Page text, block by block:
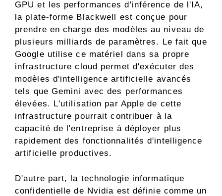
GPU et les performances d'inférence de l'IA,
la plate-forme Blackwell est conçue pour
prendre en charge des modèles au niveau de
plusieurs milliards de paramètres. Le fait que
Google utilise ce matériel dans sa propre
infrastructure cloud permet d'exécuter des
modèles d'intelligence artificielle avancés
tels que Gemini avec des performances
élevées. L'utilisation par Apple de cette
infrastructure pourrait contribuer à la
capacité de l'entreprise à déployer plus
rapidement des fonctionnalités d'intelligence
artificielle productives.
D'autre part, la technologie informatique
confidentielle de Nvidia est définie comme un